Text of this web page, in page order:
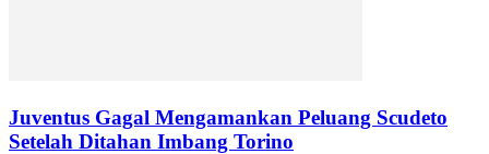
Juventus Gagal Mengamankan Peluang Scudeto
Setelah Ditahan Imbang Torino